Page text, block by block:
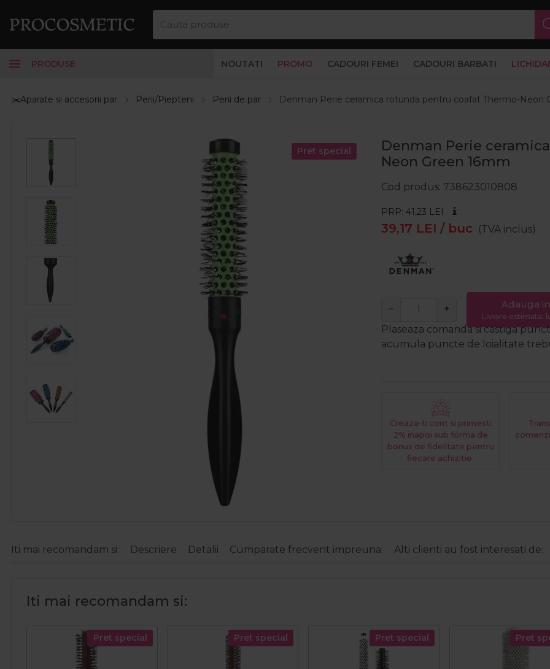
PRODUSE NOUTATI PROMO CADOURI FEMEI CADOURI BARBATI
✂️Aparate si accesorii par Perii/Piepteni Perii de par Denman Perie ceramica rotunda pentru coafat Thermo-Neon
Pret special
Denman Perie
Neon Green 16mm
Cod produs 738623010808
PRP: 41,23 LEI
39,17 LEI / buc (TVA inclus)
− + Adauga
Livrare estimata:
Plaseaza comanda si castiga
acumula puncte de loialitate
Creaza-ti cont si primesti
2% inapoi sub forma de
bonus de fidelitate pentru
fiecare achizitie.
Iti mai recomandam si: Descriere Detalii Cumparate frecvent impreuna: Alti clienti au fost interesati de:
Iti mai recomandam si:
Pret special Pret special Pret special Pret